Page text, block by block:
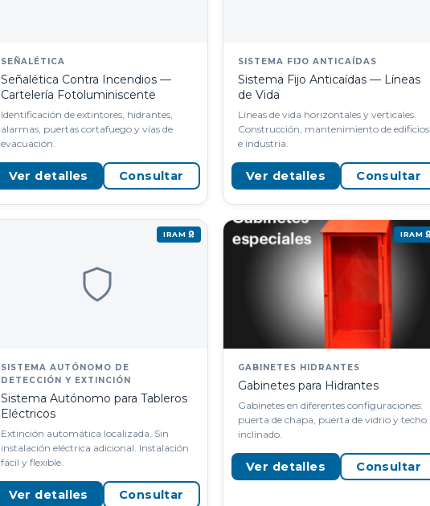
SEÑALÉTICA
Señalética Contra Incendios —
Cartelería Fotoluminiscente
Identificación de extintores, hidrantes,
alarmas, puertas cortafuego y vías de
evacuación.
Ver detalles Consultar
SISTEMA FIJO ANTICAÍDAS
Sistema Fijo Anticaídas — Líneas
de Vida
Líneas de vida horizontales y verticales.
Construcción, mantenimiento de edificios
e industria.
Ver detalles Consultar
IRAM
SISTEMA AUTÓNOMO DE
DETECCIÓN Y EXTINCIÓN
Sistema Autónomo para Tableros
Eléctricos
Extinción automática localizada. Sin
instalación eléctrica adicional. Instalación
fácil y flexible.
Ver detalles Consultar
IRAM
GABINETES HIDRANTES
Gabinetes para Hidrantes
Gabinetes en diferentes configuraciones:
puerta de chapa, puerta de vidrio y techo
inclinado.
Ver detalles Consultar